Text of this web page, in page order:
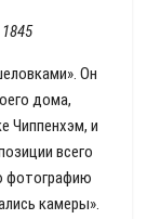
Он
дома,
Чиппенхэм, и
всего
фотографию
камеры».